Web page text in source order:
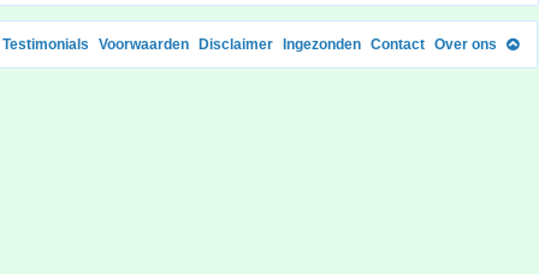
Testimonials Voorwaarden Disclaimer Ingezonden Contact Over ons